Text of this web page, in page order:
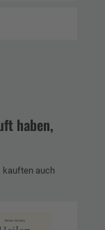
haben,
kauften auch